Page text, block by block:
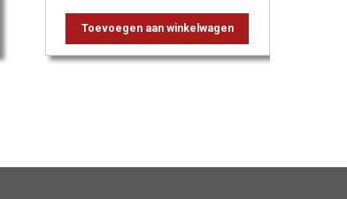
Toevoegen aan winkelwagen